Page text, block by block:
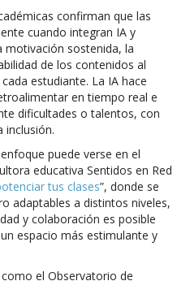
confirman que las
cuando integran IA y
motivación sostenida, la
de los contenidos al
estudiante. La IA hace
en tiempo real e
dificultades o talentos, con
inclusión.
puede verse en el
educativa Sentidos en Red
tus clases”, donde se
adaptables a distintos niveles,
y colaboración es posible
espacio más estimulante y
el Observatorio de